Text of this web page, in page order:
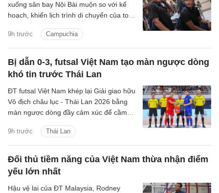
9h trước Campuchia
xuống sân bay Nội Bài muộn so với kế
hoạch, khiến lịch trình di chuyển của toàn
ngơi.
Bị dẫn 0-3, futsal Việt Nam tạo màn ngược dòng
khó tin trước Thái Lan
9h trước Thái Lan
ĐT futsal Việt Nam khép lại Giải giao hữu
Vô địch châu lục - Thái Lan 2026 bằng
màn ngược dòng đầy cảm xúc để cầm
tích bất bại sau 4 trận đấu.
Đối thủ tiềm năng của Việt Nam thừa nhận điểm
yếu lớn nhất
Hậu vệ lai của ĐT Malaysia, Rodney